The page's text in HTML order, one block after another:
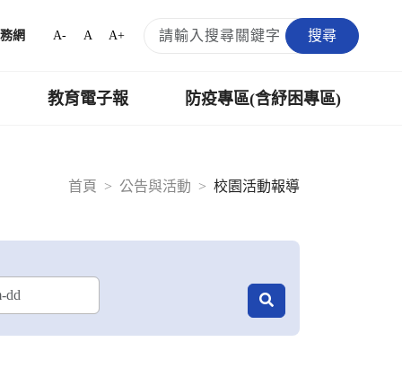
網 A- A A+ 搜尋
教育電子報 防疫專區(含紓困專區)
首頁
公告與活動 校園活動報導